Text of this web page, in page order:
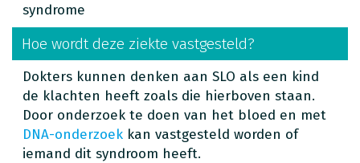
syndrome
Hoe wordt deze ziekte vastgesteld?
Dokters kunnen denken aan SLO als een kind
de klachten heeft zoals die hierboven staan.
Door onderzoek te doen van het bloed en met
DNA-onderzoek kan vastgesteld worden of
iemand dit syndroom heeft.